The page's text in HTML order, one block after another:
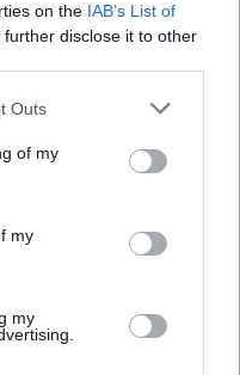
on the IAB’s List of
further disclose it to other
one or more Google
You may click to
its third-party tags to
in below Google
Outs
of my
my
my